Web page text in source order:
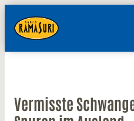
Vermisste